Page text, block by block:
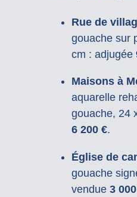
Rue de
gouache sur
cm : adjugée
Maisons à
aquarelle
gouache, 24
6 200 €.
Église de
gouache
vendue 3